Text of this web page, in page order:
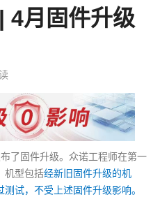
4月固件升级
了固件升级。众诺工程师在第一
机型包括经新旧固件升级的机
测试，不受上述固件升级影响。